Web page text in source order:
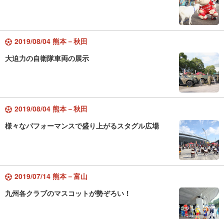
2019/08/04 熊本－秋田
大迫力の自衛隊車両の展示
2019/08/04 熊本－秋田
様々なパフォーマンスで盛り上がるスタグル広場
2019/07/14 熊本－富山
九州各クラブのマスコットが勢ぞろい！